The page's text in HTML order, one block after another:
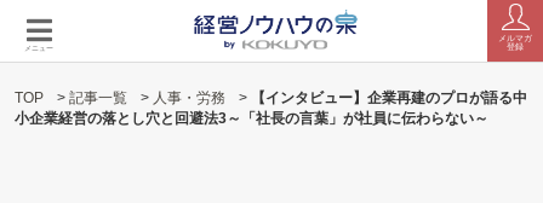
メニュー
メルマガ
登録
TOP > 記事一覧 > 人事・労務 >
【インタビュー】企業再建のプロが語る中
小企業経営の落とし穴と回避法3～「社長の言葉」が社員に伝わらない～